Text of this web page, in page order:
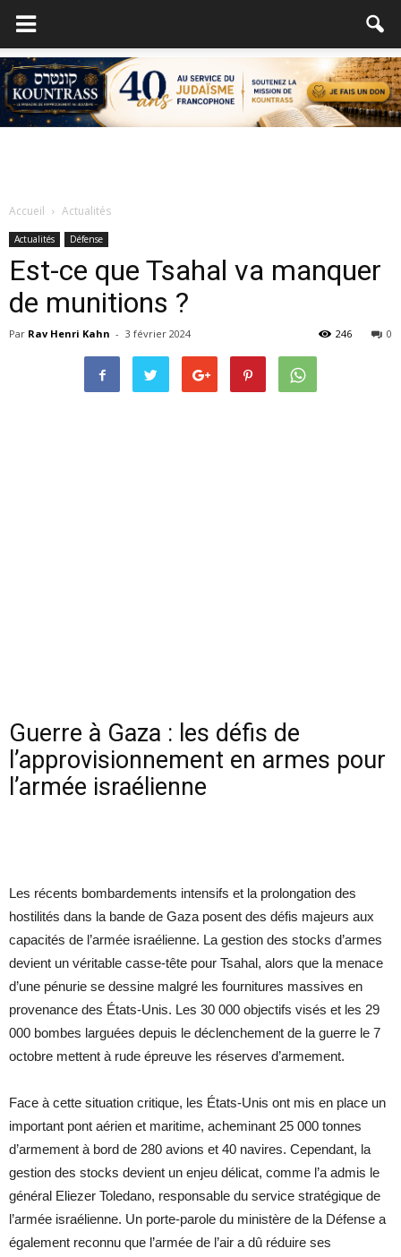
Accueil Actualités
Actualités Défense
Est-ce que Tsahal va manquer
de munitions ?
Par Rav Henri Kahn - 3 février 2024 0
246
Guerre à Gaza : les défis de
l’approvisionnement en armes pour
l’armée israélienne
Les récents bombardements intensifs et la prolongation des
hostilités dans la bande de Gaza posent des défis majeurs aux
capacités de l’armée israélienne. La gestion des stocks d’armes
devient un véritable casse-tête pour Tsahal, alors que la menace
d’une pénurie se dessine malgré les fournitures massives en
provenance des États-Unis. Les 30 000 objectifs visés et les 29
000 bombes larguées depuis le déclenchement de la guerre le 7
octobre mettent à rude épreuve les réserves d’armement.
Face à cette situation critique, les États-Unis ont mis en place un
important pont aérien et maritime, acheminant 25 000 tonnes
d’armement à bord de 280 avions et 40 navires. Cependant, la
gestion des stocks devient un enjeu délicat, comme l’a admis le
général Eliezer Toledano, responsable du service stratégique de
l’armée israélienne. Un porte-parole du ministère de la Défense a
également reconnu que l’armée de l’air a dû réduire ses